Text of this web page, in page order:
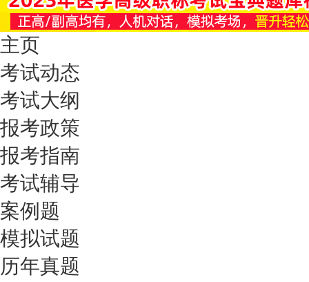
主页
考试动态
考试大纲
报考政策
报考指南
考试辅导
案例题
模拟试题
历年真题